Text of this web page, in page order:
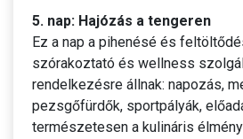
5. nap: Hajózás a tengeren
Ez a nap a pihenésé és
szórakoztató és wellness
rendelkezésre állnak: napozás,
pezsgőfürdők, sportpályák,
természetesen a kulináris